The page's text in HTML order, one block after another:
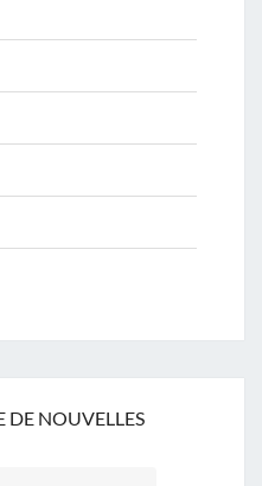
DE NOUVELLES